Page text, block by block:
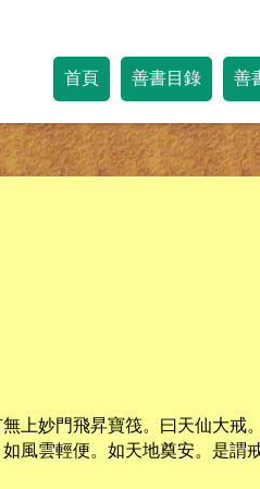
首頁 善書目錄 善
上妙門飛昇寶筏。曰天仙大
風雲輕便。如天地奠安。是